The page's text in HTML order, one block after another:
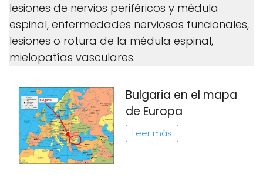
lesiones de nervios periféricos y médula
espinal, enfermedades nerviosas funcionales,
lesiones o rotura de la médula espinal,
mielopatías vasculares.
Bulgaria en el mapa
de Europa
Leer más